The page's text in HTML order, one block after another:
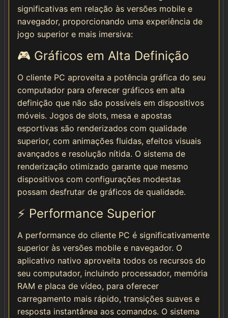
significativas em relação às versões mobile e
navegador, proporcionando uma experiência de
jogo superior e mais imersiva:
🎮 Gráficos em Alta Definição
O cliente PC aproveita a potência gráfica do seu
computador para oferecer gráficos em alta
definição que não são possíveis em dispositivos
móveis. Jogos de slots, mesa e apostas
esportivas são renderizados com qualidade
superior, com animações fluidas, efeitos visuais
avançados e resolução nítida. O sistema de
renderização otimizado garante que mesmo
dispositivos com configurações modestas
possam desfrutar de gráficos de qualidade.
⚡ Performance Superior
A performance do cliente PC é significativamente
superior às versões mobile e navegador. O
aplicativo nativo aproveita todos os recursos do
seu computador, incluindo processador, memória
RAM e placa de vídeo, para oferecer
carregamento mais rápido, transições suaves e
resposta instantânea aos comandos. O sistema